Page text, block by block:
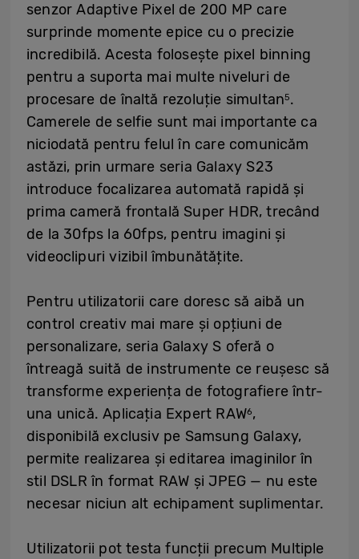
senzor Adaptive Pixel de 200 MP care
surprinde momente epice cu o precizie
incredibilă. Acesta folosește pixel binning
pentru a suporta mai multe niveluri de
procesare de înaltă rezoluție simultan5.
Camerele de selfie sunt mai importante ca
niciodată pentru felul în care comunicăm
astăzi, prin urmare seria Galaxy S23
introduce focalizarea automată rapidă și
prima cameră frontală Super HDR, trecând
de la 30fps la 60fps, pentru imagini și
videoclipuri vizibil îmbunătățite.
Pentru utilizatorii care doresc să aibă un
control creativ mai mare și opțiuni de
personalizare, seria Galaxy S oferă o
întreagă suită de instrumente ce reușesc să
transforme experiența de fotografiere într-
una unică. Aplicația Expert RAW6,
disponibilă exclusiv pe Samsung Galaxy,
permite realizarea și editarea imaginilor în
stil DSLR în format RAW și JPEG — nu este
necesar niciun alt echipament suplimentar.
Utilizatorii pot testa funcții precum Multiple